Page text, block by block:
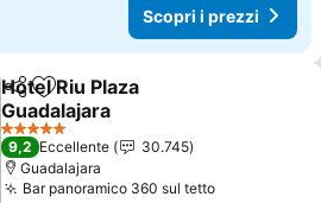
Scopri i prezzi
CondividiAggiungi ai preferiti
Hotel Riu Plaza
Guadalajara
5 Stelle
9,2 Eccellente
30.745
Guadalajara
Bar panoramico 360 sul tetto